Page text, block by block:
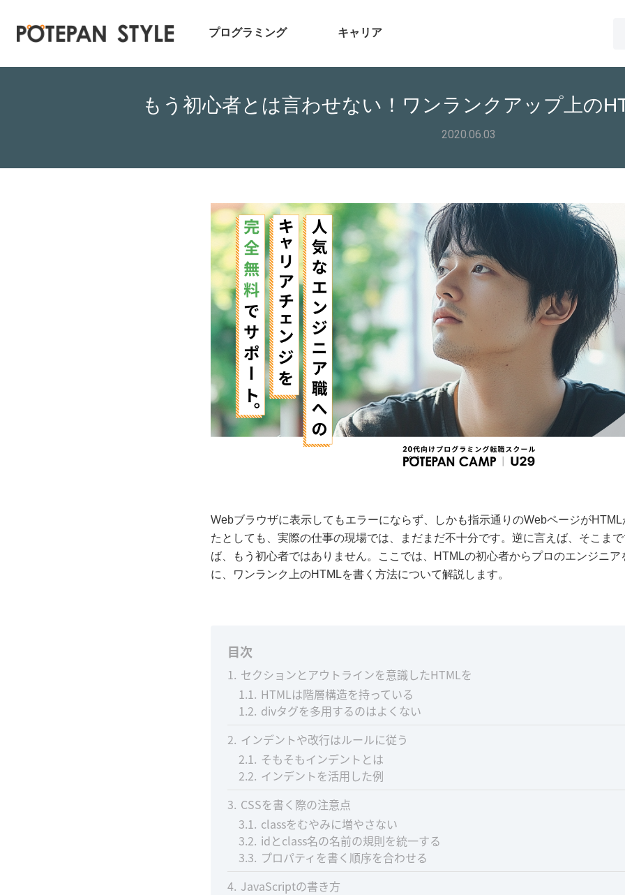
プログラミング キャリア
もう初心者とは言わせない！ワンランクアップ上の
2020.06.03
Webブラウザに表示してもエラーにならず、しかも指示通りのWebページが
たとしても、実際の仕事の現場では、まだまだ不十分です。逆に言えば、そこま
ば、もう初心者ではありません。ここでは、HTMLの初心者からプロのエンジニ
に、ワンランク上のHTMLを書く方法について解説します。
目次
1 セクションとアウトラインを意識したHTMLを
1.1 HTMLは階層構造を持っている
1.2 divタグを多用するのはよくない
2 インデントや改行はルールに従う
2.1 そもそもインデントとは
2.2 インデントを活用した例
3 CSSを書く際の注意点
3.1 classをむやみに増やさない
3.2 idとclass名の名前の規則を統一する
3.3 プロパティを書く順序を合わせる
4 JavaScriptの書き方